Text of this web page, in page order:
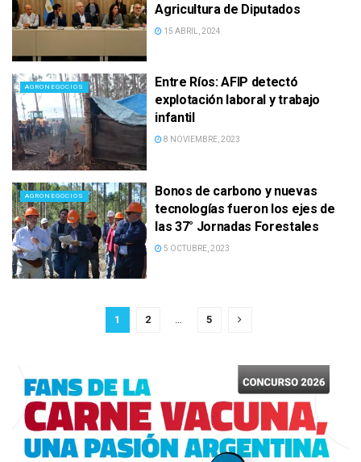
Agricultura de Diputados
15 ABRIL, 2024
AGRONEGOCIOS
Entre Ríos: AFIP detectó
explotación laboral y trabajo
infantil
8 NOVIEMBRE, 2023
AGRONEGOCIOS
Bonos de carbono y nuevas
tecnologías fueron los ejes de
las 37° Jornadas Forestales
5 OCTUBRE, 2023
1 2 … 5